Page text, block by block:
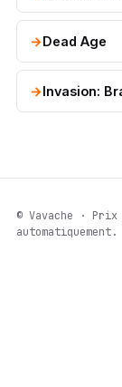
Dead Age
Invasion:
© Vavache ·
automatiquement.